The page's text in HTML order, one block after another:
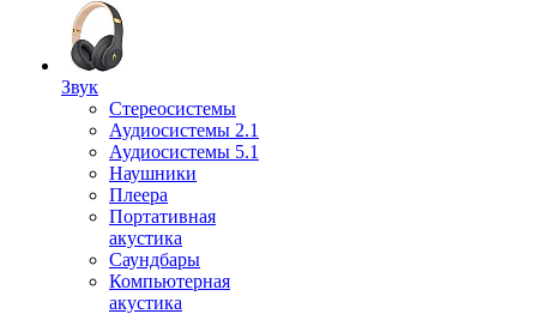
Звук
Стереосистемы
Аудиосистемы 2.1
Аудиосистемы 5.1
Наушники
Плеера
Портативная
акустика
Саундбары
Компьютерная
акустика